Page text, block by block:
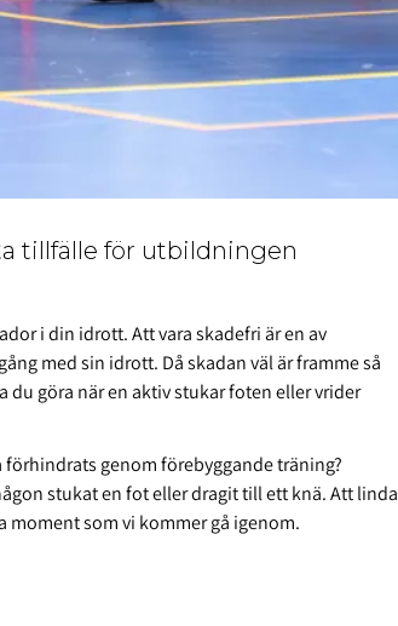
tillfälle för utbildningen
i din idrott. Att vara skadefri är en av
med sin idrott. Då skadan väl är framme så
du göra när en aktiv stukar foten eller vrider
genom förebyggande träning?
stukat en fot eller dragit till ett knä. Att linda
som vi kommer gå igenom.